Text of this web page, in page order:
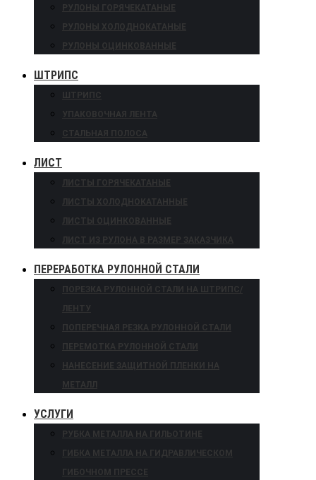
РУЛОНЫ ГОРЯЧЕКАТАНЫЕ
РУЛОНЫ ХОЛОДНОКАТАНЫЕ
РУЛОНЫ ОЦИНКОВАННЫЕ
ШТРИПС
ШТРИПС
УПАКОВОЧНАЯ ЛЕНТА
СТАЛЬНАЯ ПОЛОСА
ЛИСТ
ЛИСТЫ ГОРЯЧЕКАТАНЫЕ
ЛИСТЫ ХОЛОДНОКАТАННЫЕ
ЛИСТЫ ОЦИНКОВАННЫЕ
ЛИСТ ИЗ РУЛОНА В РАЗМЕР ЗАКАЗЧИКА
ПЕРЕРАБОТКА РУЛОННОЙ СТАЛИ
ПОРЕЗКА РУЛОННОЙ СТАЛИ НА ШТРИПС/
ЛЕНТУ
ПОПЕРЕЧНАЯ РЕЗКА РУЛОННОЙ СТАЛИ
ПЕРЕМОТКА РУЛОННОЙ СТАЛИ
НАНЕСЕНИЕ ЗАЩИТНОЙ ПЛЕНКИ НА
МЕТАЛЛ
УСЛУГИ
РУБКА МЕТАЛЛА НА ГИЛЬОТИНЕ
ГИБКА МЕТАЛЛА НА ГИДРАВЛИЧЕСКОМ
ГИБОЧНОМ ПРЕССЕ